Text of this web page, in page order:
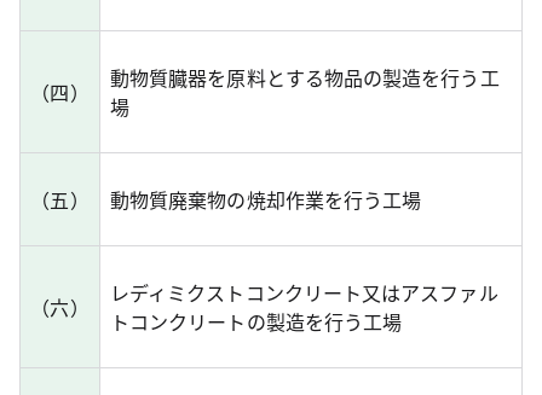
（四）
動物質臓器を原料とする物品の製造を行う工
場
（五） 動物質廃棄物の焼却作業を行う工場
（六）
レディミクストコンクリート又はアスファル
トコンクリートの製造を行う工場